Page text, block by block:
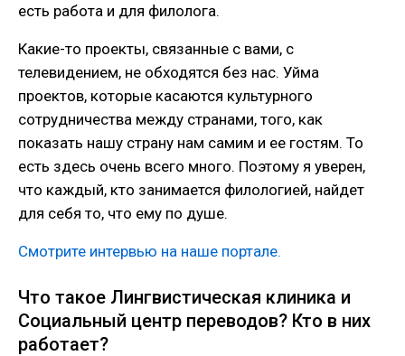
есть работа и для филолога.
Какие-то проекты, связанные с вами, с
телевидением, не обходятся без нас. Уйма
проектов, которые касаются культурного
сотрудничества между странами, того, как
показать нашу страну нам самим и ее гостям. То
есть здесь очень всего много. Поэтому я уверен,
что каждый, кто занимается филологией, найдет
для себя то, что ему по душе.
Смотрите интервью на наше портале.
Что такое Лингвистическая клиника и
Социальный центр переводов? Кто в них
работает?